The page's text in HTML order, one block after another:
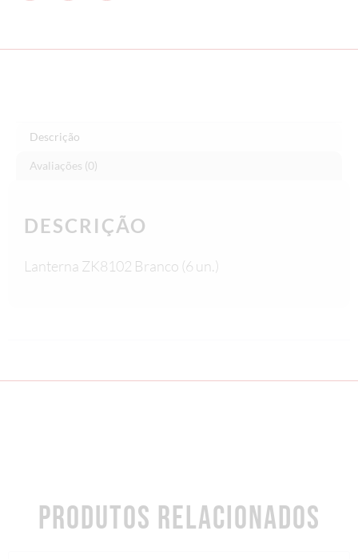
Descrição
Avaliações (0)
DESCRIÇÃO
Lanterna ZK8102 Branco (6 un.)
PRODUTOS RELACIONADOS